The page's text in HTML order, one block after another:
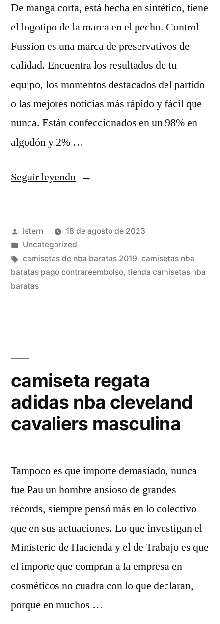
De manga corta, está hecha en sintético, tiene
el logotipo de la marca en el pecho. Control
Fussion es una marca de preservativos de
calidad. Encuentra los resultados de tu
equipo, los momentos destacados del partido
o las mejores noticias más rápido y fácil que
nunca. Están confeccionados en un 98% en
algodón y 2% …
Seguir leyendo«camisetas
nba»
Publicado
por
istern
18 de agosto de 2023
Publicado
en
Uncategorized
Etiquetas:
camisetas de nba baratas 2019, camisetas nba
baratas pago contrareembolso, tienda camisetas nba
baratas
camiseta regata
adidas nba cleveland
cavaliers masculina
Tampoco es que importe demasiado, nunca
fue Pau un hombre ansioso de grandes
récords, siempre pensó más en lo colectivo
que en sus actuaciones. Lo que investigan el
Ministerio de Hacienda y el de Trabajo es que
el importe que compran a la empresa en
cosméticos no cuadra con lo que declaran,
porque en muchos …